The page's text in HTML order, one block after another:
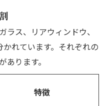
ラス、リアウィンドウ、
れています。それぞれの
ります。
特徴